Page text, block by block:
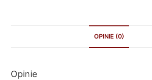
OPINIE (0)
Opinie